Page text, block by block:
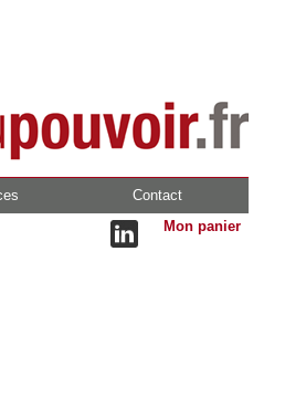
Contact
Mon panier